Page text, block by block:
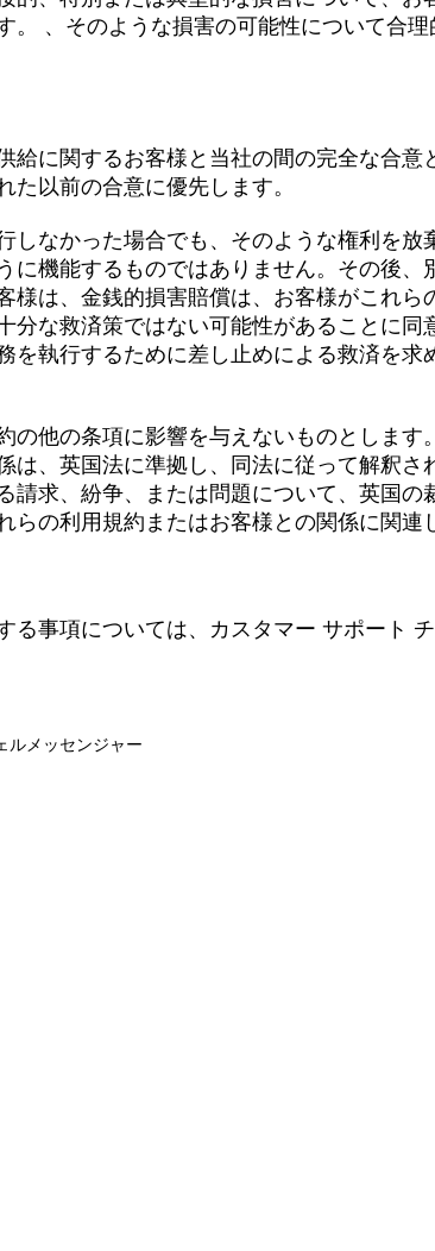
。 、そのような損害の可能性について合
給に関するお客様と当社の間の完全な合意
以前の合意に優先します。
しなかった場合でも、そのような権利を放
機能するものではありません。その後、
は、金銭的損害賠償は、お客様がこれら
分な救済策ではない可能性があることに同
を執行するために差し止めによる救済を求
の他の条項に影響を与えないものとします
、英国法に準拠し、同法に従って解釈さ
請求、紛争、または問題について、英国の
の利用規約またはお客様との関係に関連
事項については、カスタマー サポート
メッセンジャー